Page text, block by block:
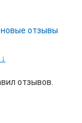
отзывы
↓
отзывов.